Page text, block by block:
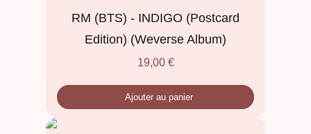
RM (BTS) - INDIGO (Postcard
Edition) (Weverse Album)
19,00 €
Ajouter au panier